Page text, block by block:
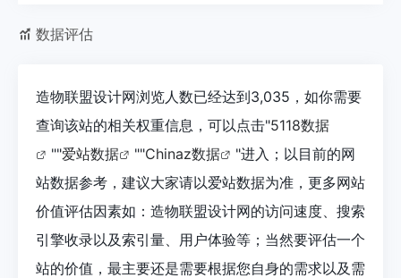
数据评估
造物联盟设计网浏览人数已经达到3,035，如你需要
查询该站的相关权重信息，可以点击"5118数据
""爱站数据 ""Chinaz数据
"进入；以目前的网
站数据参考，建议大家请以爱站数据为准，更多网站
价值评估因素如：造物联盟设计网的访问速度、搜索
引擎收录以及索引量、用户体验等；当然要评估一个
站的价值，最主要还是需要根据您自身的需求以及需